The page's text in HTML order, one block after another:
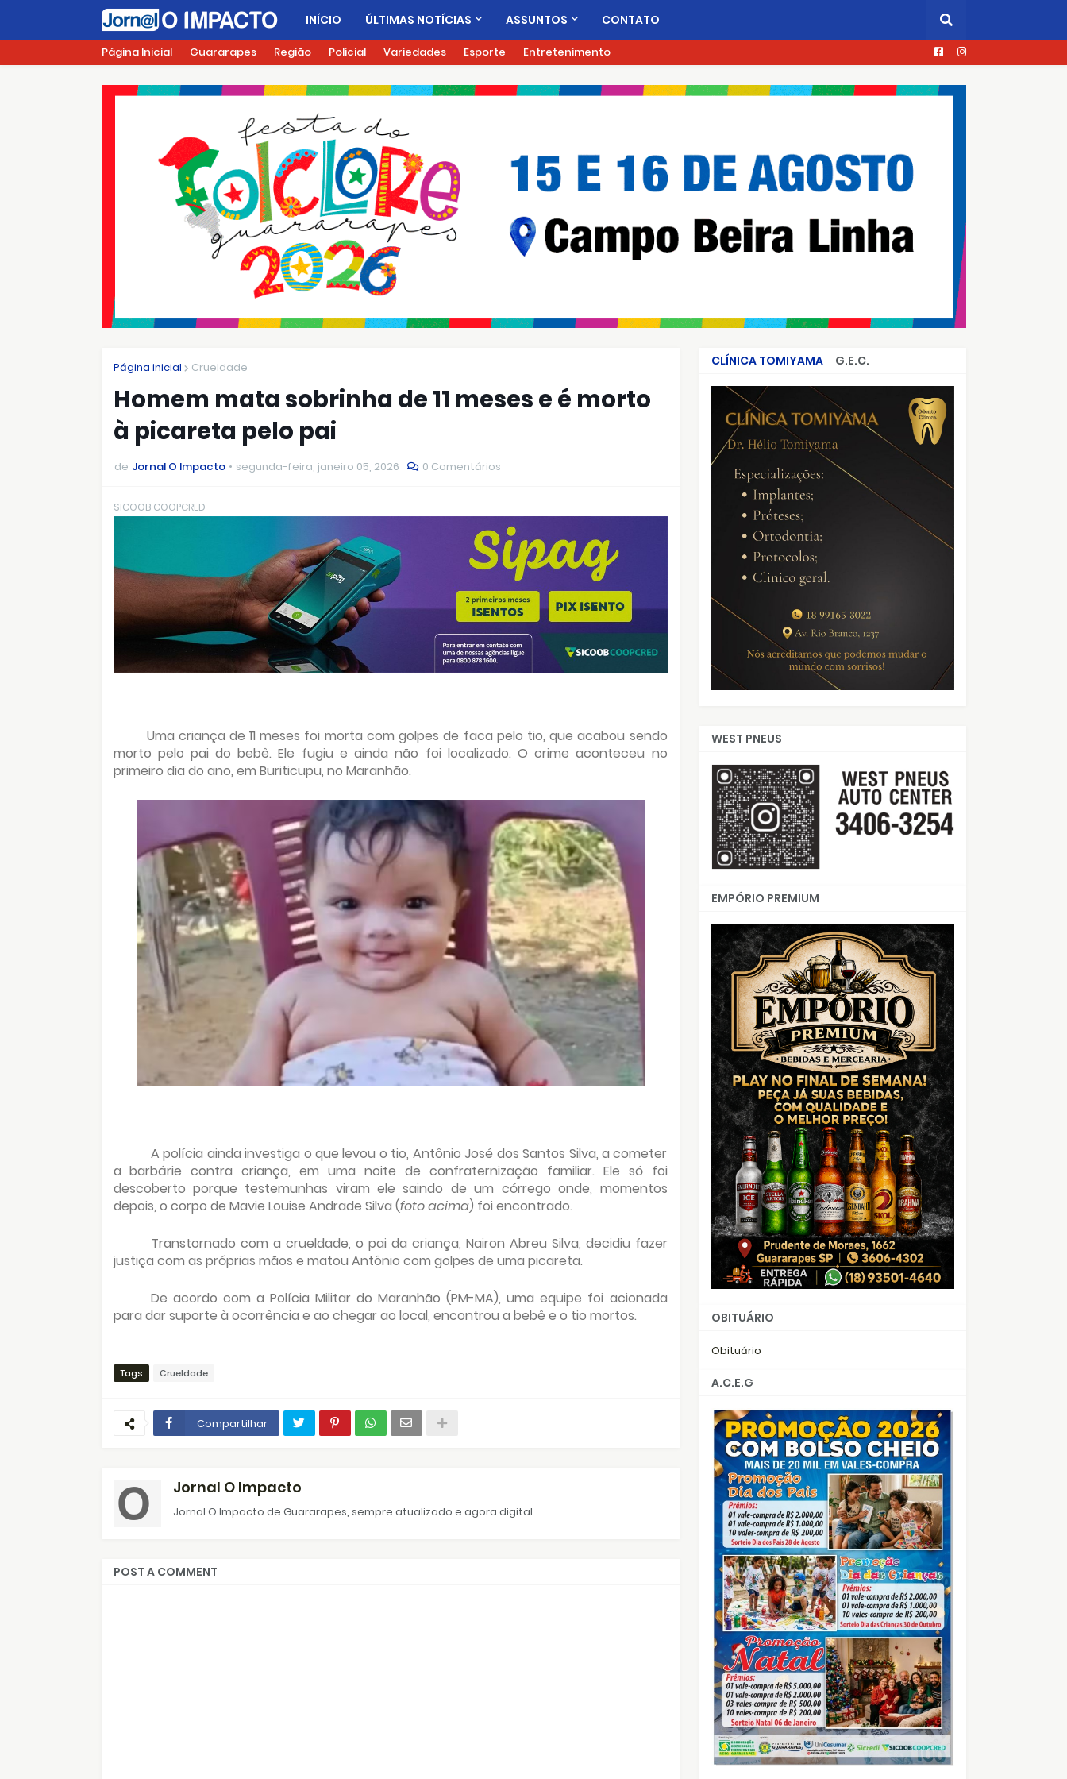
INÍCIO ÚLTIMAS NOTÍCIAS ASSUNTOS CONTATO
Página Inicial Guararapes Região Policial Variedades Esporte Entretenimento
Página inicial Crueldade
Homem mata sobrinha de 11 meses e é morto
à picareta pelo pai
de Jornal O Impacto segunda-feira, janeiro 05, 2026 0 Comentários
SICOOB COOPCRED
Uma criança de 11 meses foi morta com golpes de faca pelo tio, que acabou sendo
morto pelo pai do bebê. Ele fugiu e ainda não foi localizado. O crime aconteceu no
primeiro dia do ano, em Buriticupu, no Maranhão.
A polícia ainda investiga o que levou o tio, Antônio José dos Santos Silva, a cometer
a barbárie contra criança, em uma noite de confraternização familiar. Ele só foi
descoberto porque testemunhas viram ele saindo de um córrego onde, momentos
depois, o corpo de Mavie Louise Andrade Silva (foto acima) foi encontrado.
Transtornado com a crueldade, o pai da criança, Nairon Abreu Silva, decidiu fazer
justiça com as próprias mãos e matou Antônio com golpes de uma picareta.
De acordo com a Polícia Militar do Maranhão (PM-MA), uma equipe foi acionada
para dar suporte à ocorrência e ao chegar ao local, encontrou a bebê e o tio mortos.
Tags Crueldade
Compartilhar
Jornal O Impacto
Jornal O Impacto de Guararapes, sempre atualizado e agora digital.
POST A COMMENT
CLÍNICA TOMIYAMA
G.E.C.
CRIMES QUE ABALARAM O BRASIL
WEST PNEUS
EMPÓRIO PREMIUM
OBITUÁRIO
Obituário
A.C.E.G